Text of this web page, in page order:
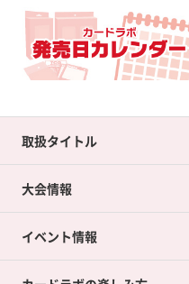
取扱タイトル
大会情報
イベント情報